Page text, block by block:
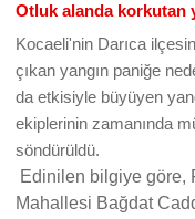
Otluk alanda korkutan
Kocaeli'nin Darıca
çıkan yangın paniğe
da etkisiyle büyüyen
ekiplerinin zamanında
söndürüldü.
Edinilen bilgiye göre,
Mahallesi Bağdat